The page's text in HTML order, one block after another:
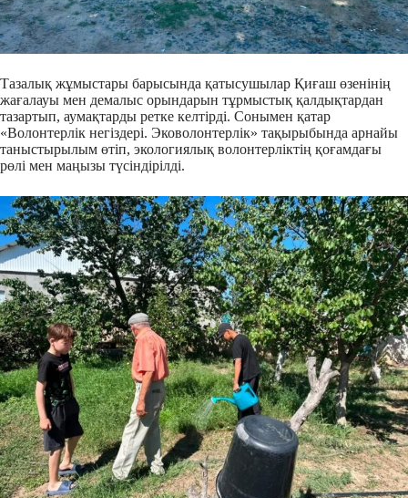
Тазалық жұмыстары барысында қатысушылар Қиғаш өзенінің
жағалауы мен демалыс орындарын тұрмыстық қалдықтардан
тазартып, аумақтарды ретке келтірді. Сонымен қатар
«Волонтерлік негіздері. Эковолонтерлік» тақырыбында арнайы
таныстырылым өтіп, экологиялық волонтерліктің қоғамдағы
рөлі мен маңызы түсіндірілді.